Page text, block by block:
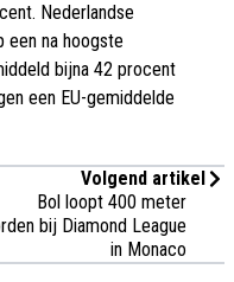
Nederlandse
een na hoogste
bijna 42 procent
een EU-gemiddelde
Volgend artikel
Bol loopt 400 meter
bij Diamond League
in Monaco